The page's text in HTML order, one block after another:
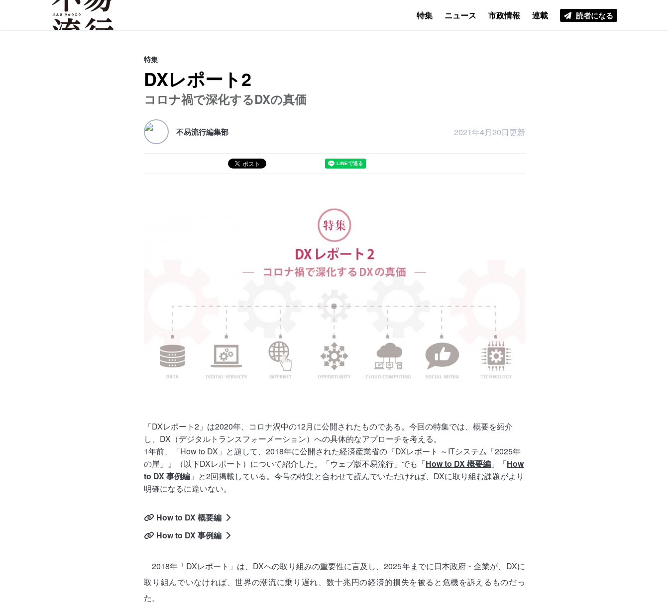
特集 ニュース 市政情報 連載 読者になる
特集
DXレポート2
コロナ禍で深化するDXの真価
不易流行編集部 2021年4月20日更新
「DXレポート2」は2020年、コロナ渦中の12月に公開されたものである。今回の特集では、概要を紹介
し、DX（デジタルトランスフォーメーション）への具体的なアプローチを考える。
1年前、「How to DX」と題して、2018年に公開された経済産業省の『DXレポート ～ITシステム「2025年
の崖」』（以下DXレポート）について紹介した。「ウェブ版不易流行」でも「How to DX 概要編 」「How
to DX 事例編 」と2回掲載している。今号の特集と合わせて読んでいただければ、DXに取り組む課題がより
明確になるに違いない。
How to DX 概要編
How to DX 事例編
2018年「DXレポート」は、DXへの取り組みの重要性に言及し、2025年までに日本政府・企業が、DXに
取り組んでいなければ、世界の潮流に乗り遅れ、数十兆円の経済的損失を被ると危機を訴えるものだっ
た。